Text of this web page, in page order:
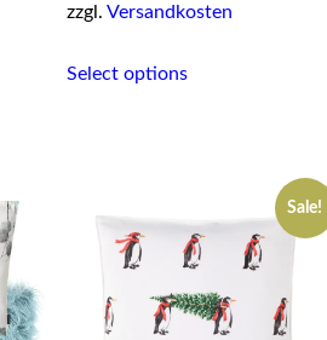
zzgl. Versandkosten
Select optionsproduct
be
chosen
the
product
Sale!